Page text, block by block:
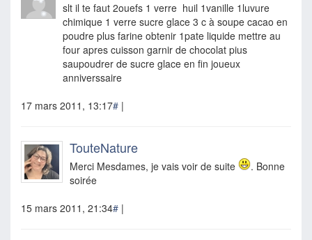
slt il te faut 2ouefs 1 verre huil 1vanille 1luvure
chimique 1 verre sucre glace 3 c à soupe cacao en
poudre plus farine obtenir 1pate liquide mettre au
four apres cuisson garnir de chocolat pius
saupoudrer de sucre glace en fin joueux
anniverssaire
17 mars 2011, 13:17# |
TouteNature
Merci Mesdames, je vais voir de suite
. Bonne
soirée
15 mars 2011, 21:34# |